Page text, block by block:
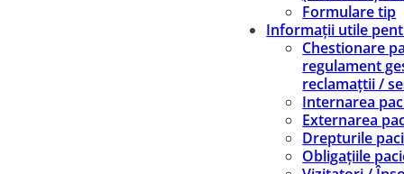
Formulare tip
Informații utile
Chestionare
regulament
reclamațtii /
Internarea
Externarea
Drepturile
Obligațiile